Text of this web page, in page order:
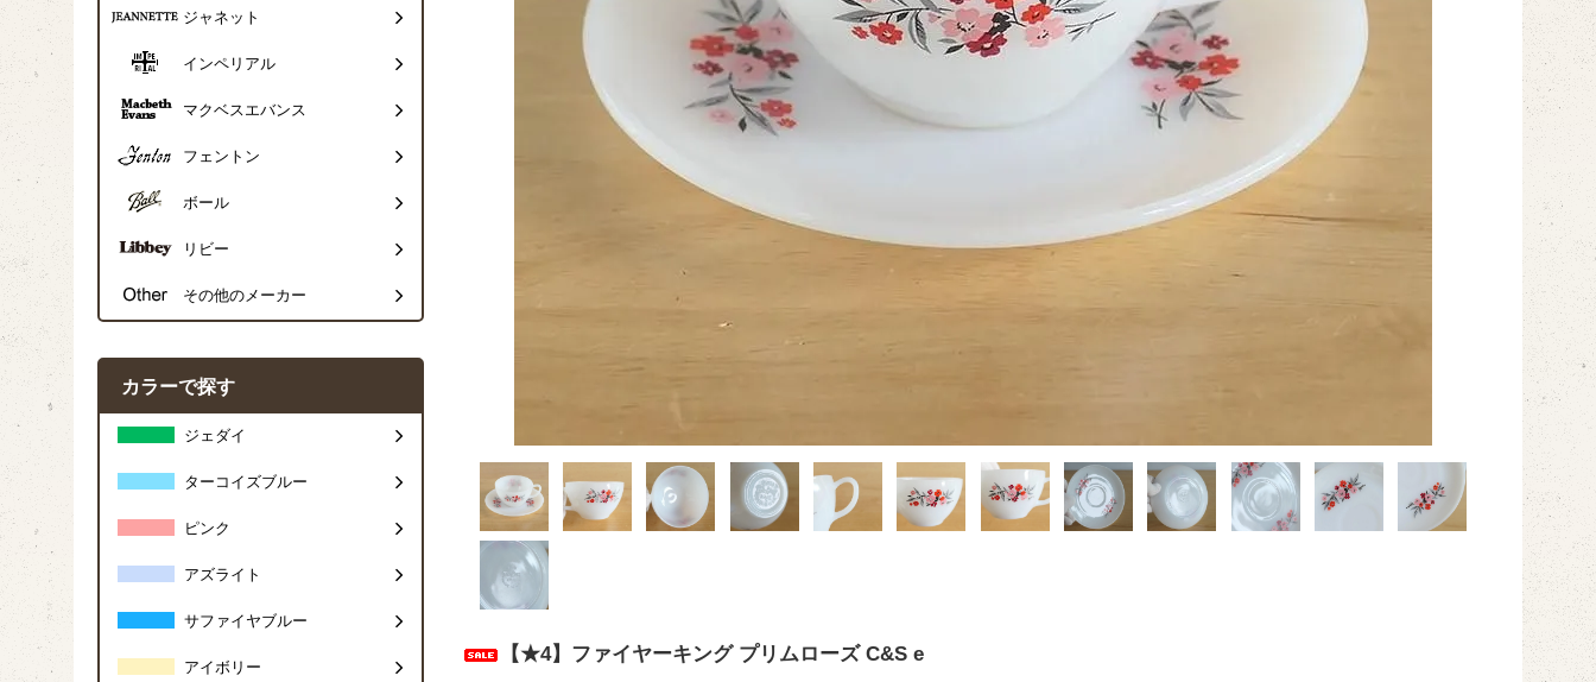
【★4】ファイヤーキング プリムローズ C&S e
ジャネット
インペリアル
マクベスエバンス
フェントン
ボール
リビー
その他のメーカー
カラーで探す
ジェダイ
ターコイズブルー
ピンク
アズライト
サファイヤブルー
アイボリー